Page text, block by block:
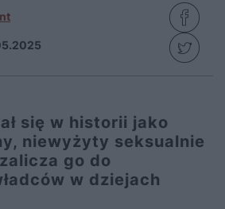
się w historii jako
niewyżyty seksualnie
go do
w dziejach